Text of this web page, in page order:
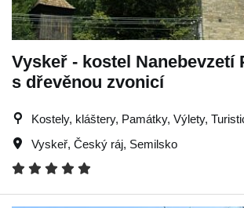
Vyskeř - kostel Nanebevzetí
s dřevěnou zvonicí
Kostely, kláštery, Památky, Výlety,
Vyskeř, Český ráj, Semilsko